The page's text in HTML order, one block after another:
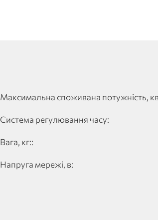
Максимальна споживана потужність,
Система регулювання часу:
Вага, кг::
Напруга мережі, в: